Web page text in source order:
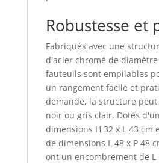
Robustesse et
Fabriqués avec une
d'acier chromé de diamètre
fauteuils sont empilables
un rangement facile et
demande, la structure peut
noir ou gris clair. Dotés
dimensions H 32 x L 43 cm
de dimensions L 48 x P 48
ont un encombrement de L